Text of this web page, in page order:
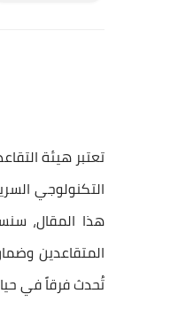
تعتبر هيئة
التكنولوجي
هذا المقال،
المتقاعدين
تُحدث فرقاً في